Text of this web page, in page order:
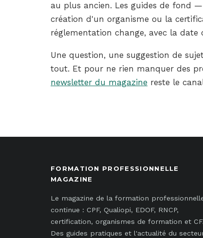
au plus ancien. Les guides de fond
création d'un organisme ou la
réglementation change, avec la
Une question, une suggestion de
tout. Et pour ne rien manquer des
newsletter du magazine reste le
FORMATION PROFESSIONNELLE
MAGAZINE
Le magazine de la formation
continue : CPF, Qualiopi, EDOF, RNCP,
certification, organismes de formation et
Des guides pratiques et l'actualité du